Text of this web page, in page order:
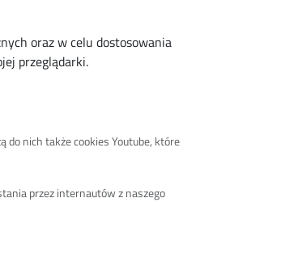
oraz w celu dostosowania
przeglądarki.
do nich także cookies Youtube, które
przez internautów z naszego